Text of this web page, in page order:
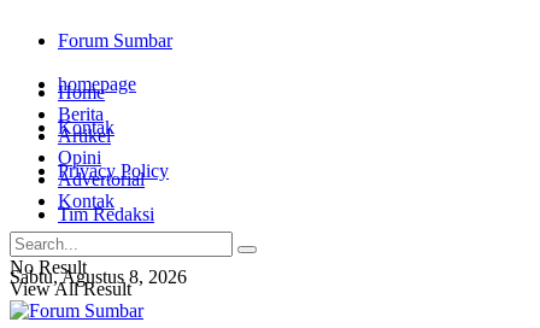
Forum Sumbar
homepage
Kontak
Privacy Policy
Tim Redaksi
Sabtu, Agustus 8, 2026
Home
Berita
Artikel
Opini
Advertorial
Kontak
No Result
View All Result